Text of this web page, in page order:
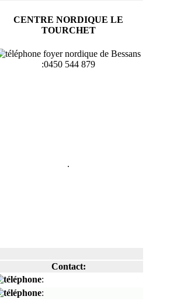
CENTRE NORDIQUE LE
TOURCHET
:0450 544 879
.
Contact:
:
: